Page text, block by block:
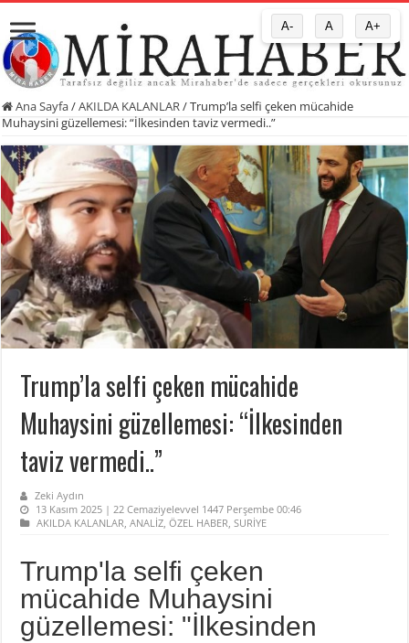
Ana Sayfa/AKILDA KALANLAR /Trump’la selfi çeken mücahide
Muhaysini güzellemesi: “İlkesinden taviz vermedi..”
Trump’la selfi çeken mücahide
Muhaysini güzellemesi: “İlkesinden
taviz vermedi..”
Zeki Aydın
13 Kasım 2025 | 22 Cemaziyelevvel 1447 Perşembe 00:46
AKILDA KALANLAR,ANALİZ,ÖZEL HABER,SURİYE
Trump'la selfi çeken
mücahide Muhaysini
güzellemesi: "İlkesinden
A- A A+